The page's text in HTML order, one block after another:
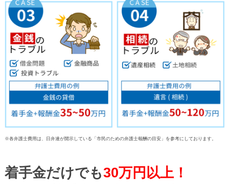
※各弁護士費用は、日弁連が開示している「市民のための弁護士報酬の目安」を参考にしております。
着手金だけでも30万円以上！